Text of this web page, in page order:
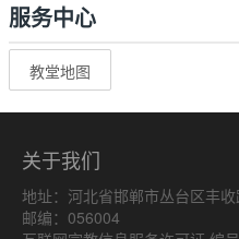
服务中心
教堂地图
关于我们
地址：河北省邯郸市丛台区丰
邮编：056004